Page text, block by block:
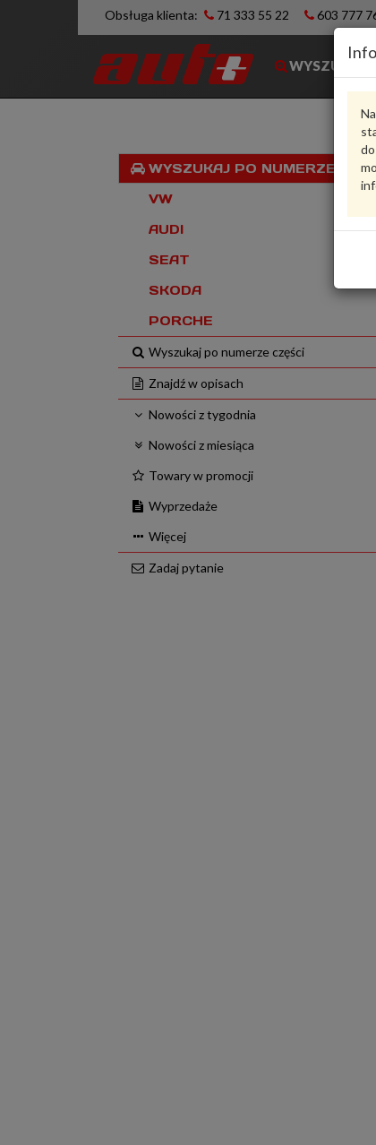
Obsługa klienta: 71 333 55 22 603 777
WYSZUKAJ PO NUMERZE VIN
VW
AUDI
SEAT
SKODA
PORCHE
Wyszukaj po numerze części
Znajdź w opisach
Nowości z tygodnia
Nowości z miesiąca
Towary w promocji
Wyprzedaże
Więcej
Zadaj pytanie